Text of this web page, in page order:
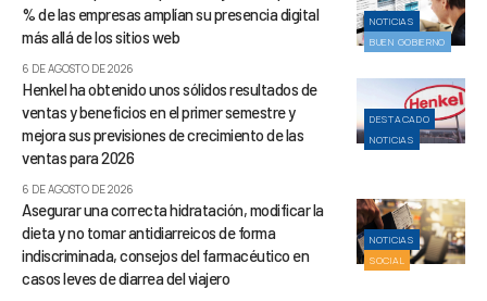
NOTICIAS
BUEN GOBIERNO
% de las empresas amplían su presencia digital
más allá de los sitios web
6 DE AGOSTO DE 2026
DESTACADO
NOTICIAS
Henkel ha obtenido unos sólidos resultados de
ventas y beneficios en el primer semestre y
mejora sus previsiones de crecimiento de las
ventas para 2026
6 DE AGOSTO DE 2026
NOTICIAS
SOCIAL
Asegurar una correcta hidratación, modificar la
dieta y no tomar antidiarreicos de forma
indiscriminada, consejos del farmacéutico en
casos leves de diarrea del viajero